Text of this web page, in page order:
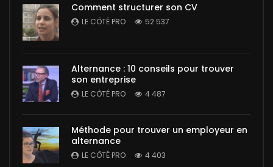
Comment structurer son CV
LE CÔTÉ PRO 52 537
Alternance : 10 conseils pour trouver
son entreprise
LE CÔTÉ PRO 4 487
Méthode pour trouver un employeur en
alternance
LE CÔTÉ PRO 4 403